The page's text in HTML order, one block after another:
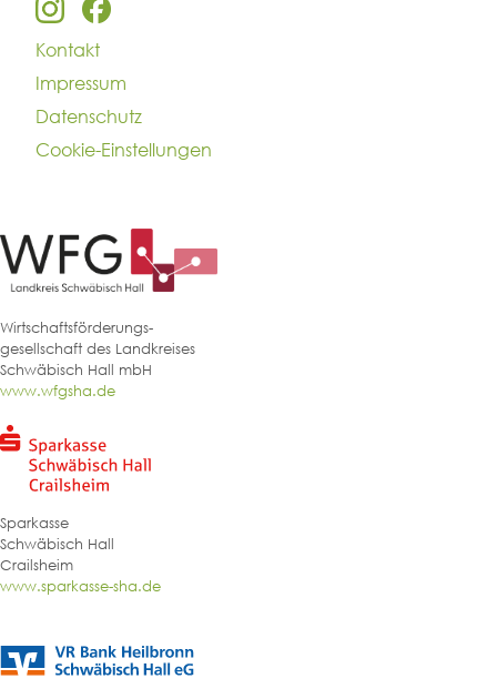
Kontakt
Impressum
Datenschutz
Cookie-Einstellungen
Wirtschaftsförderungs-
gesellschaft des Landkreises
Schwäbisch Hall mbH
www.wfgsha.de
Sparkasse
Schwäbisch Hall
Crailsheim
www.sparkasse-sha.de